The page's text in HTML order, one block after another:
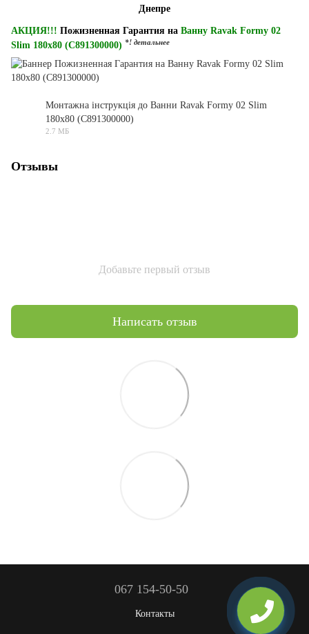
Днепре
АКЦИЯ!!! Пожизненная Гарантия на Ванну Ravak Formy 02
Slim 180x80 (C891300000) *! детальнее
Монтажна інструкція до Ванни Ravak Formy 02 Slim
180x80 (C891300000)
2.7 МБ
Отзывы
Добавьте первый отзыв
Написать отзыв
067 154-50-50
Контакты